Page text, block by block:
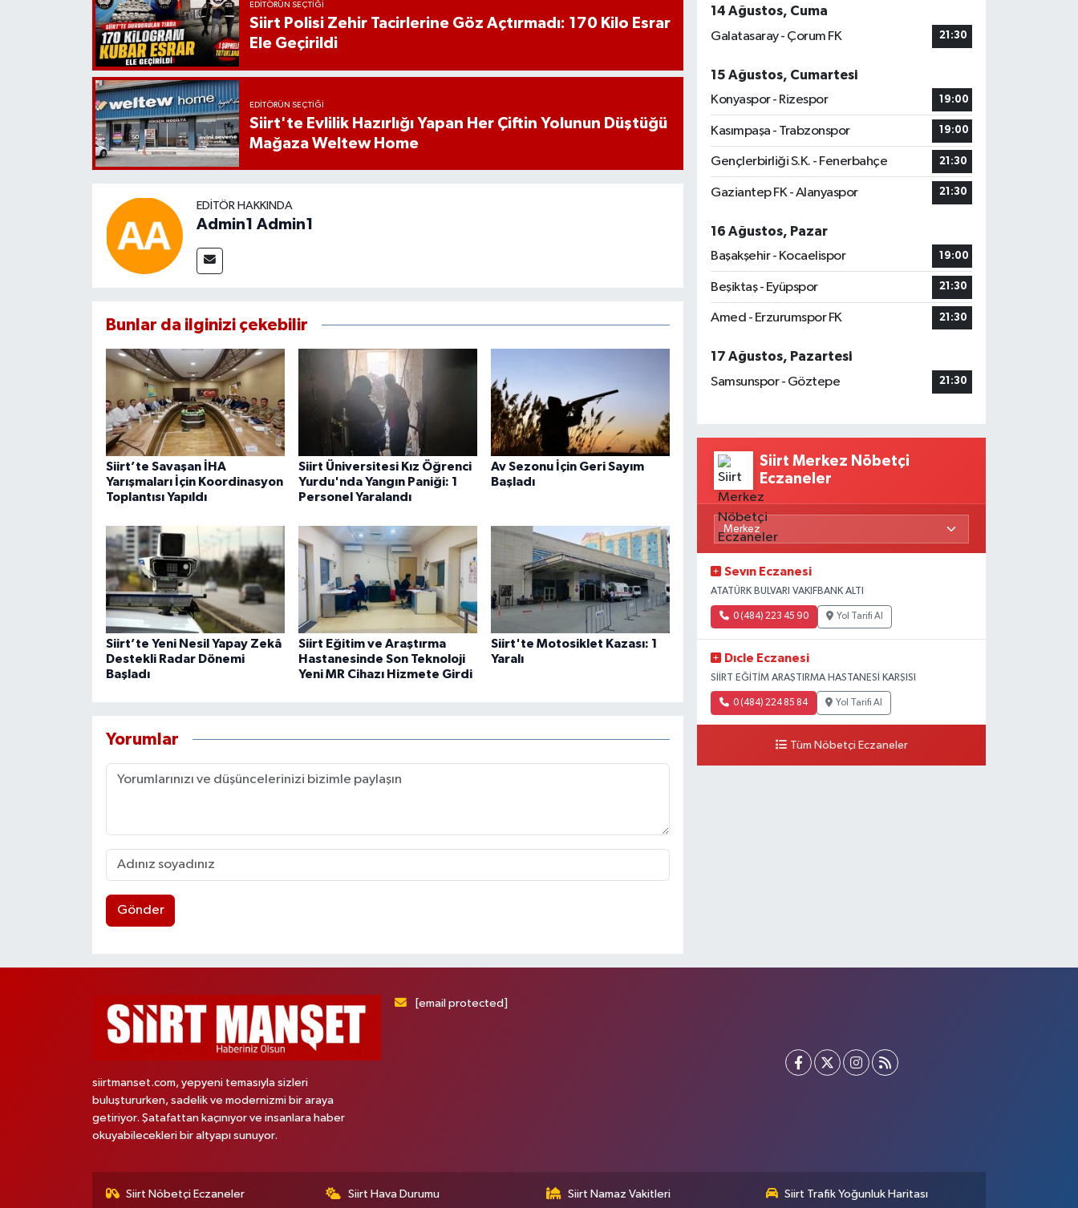
EDITÖRÜN SEÇTIĞI
Siirt Polisi Zehir Tacirlerine Göz Açtırmadı: 170 Kilo Esrar
Ele Geçirildi
EDITÖRÜN SEÇTIĞI
Siirt'te Evlilik Hazırlığı Yapan Her Çiftin Yolunun Düştüğü
Mağaza Weltew Home
EDITÖR HAKKINDA
Admin1 Admin1
Bunlar da ilginizi çekebilir
Siirt’te Savaşan İHA
Yarışmaları İçin Koordinasyon
Toplantısı Yapıldı
Siirt Üniversitesi Kız Öğrenci
Yurdu'nda Yangın Paniği: 1
Personel Yaralandı
Av Sezonu İçin Geri Sayım
Başladı
Siirt’te Yeni Nesil Yapay Zekâ
Destekli Radar Dönemi
Başladı
Siirt Eğitim ve Araştırma
Hastanesinde Son Teknoloji
Yeni MR Cihazı Hizmete Girdi
Siirt'te Motosiklet Kazası: 1
Yaralı
Yorumlar
Gönder
14 Ağustos, Cuma
Galatasaray - Çorum FK
21:30
15 Ağustos, Cumartesi
Konyaspor - Rizespor
19:00
Kasımpaşa - Trabzonspor 19:00
Gençlerbirliği S.K. - Fenerbahçe 21:30
Gaziantep FK - Alanyaspor 21:30
16 Ağustos, Pazar
Başakşehir - Kocaelispor
19:00
Beşiktaş - Eyüpspor 21:30
Amed - Erzurumspor FK 21:30
17 Ağustos, Pazartesi
Samsunspor - Göztepe
21:30
Siirt Merkez Nöbetçi
Eczaneler
Sevın Eczanesi
ATATÜRK BULVARI VAKIFBANK ALTI
0 (484) 223 45 90 Yol Tarifi Al
Dıcle Eczanesi
SİİRT EĞİTİM ARAŞTIRMA HASTANESİ KARŞISI
0 (484) 224 85 84 Yol Tarifi Al
Tüm Nöbetçi Eczaneler
siirtmanset.com, yepyeni temasıyla sizleri
buluştururken, sadelik ve modernizmi bir araya
getiriyor. Şatafattan kaçınıyor ve insanlara haber
okuyabilecekleri bir altyapı sunuyor.
[email protected]
Siirt Nöbetçi Eczaneler Siirt Hava Durumu Siirt Namaz Vakitleri Siirt Trafik Yoğunluk Haritası